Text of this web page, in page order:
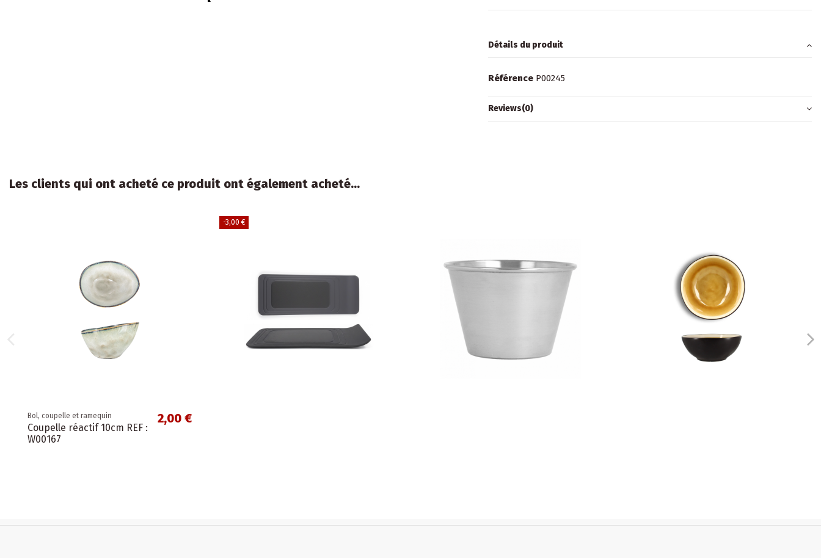
Détails du produit
Référence P00245
Reviews(0)
Les clients qui ont acheté ce produit ont également acheté...
Bol, coupelle et ramequin
Coupelle réactif 10cm REF :
W00167
2,00 €
-3,00 €